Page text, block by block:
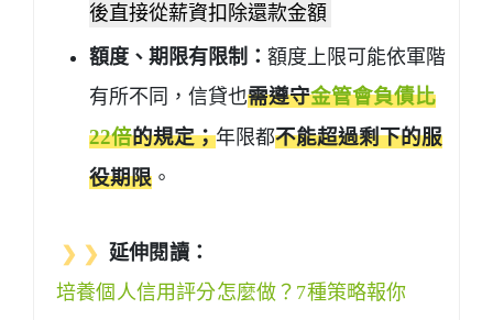
後直接從薪資扣除還款金額
額度、期限有限制： 額度上限可能依軍階
有所不同，信貸也需遵守金管會負債比
22倍的規定；年限都不能超過剩下的服
役期限 。
❯ ❯ 延伸閱讀：
培養個人信用評分怎麼做？7種策略報你